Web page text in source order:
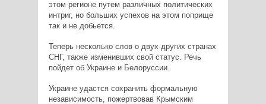
этом регионе путем различных политических
интриг, но больших успехов на этом поприще
так и не добьется.
Теперь несколько слов о двух других странах
СНГ, также изменивших свой статус. Речь
пойдет об Украине и Белоруссии.
Украине удастся сохранить формальную
независимость, пожертвовав Крымским